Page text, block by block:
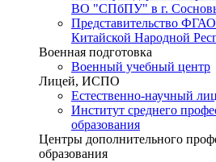
ВО "СПбПУ" в г.
Представительство
Китайской Народной
Военная подготовка
Военный учебный центр
Лицей, ИСПО
Естественно-научный
Институт среднего
образования
Центры дополнительного
образования